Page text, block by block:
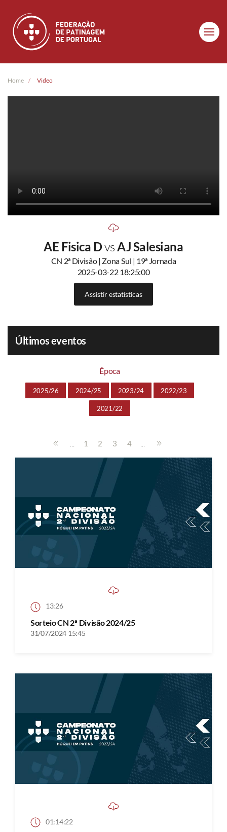
Skip to main content
Home Video
AE Fisica DvsAJ Salesiana
CN 2ª Divisão | Zona Sul | 19ª Jornada
2025-03-22 18:25:00
Assistir estatísticas
Últimos eventos
Época
2025/26 2024/25 2023/24 2022/23
2021/22
... 1 2 3 4 ...
13:26
Sorteio CN 2ª Divisão 2024/25
31/07/2024 15:45
01:14:22